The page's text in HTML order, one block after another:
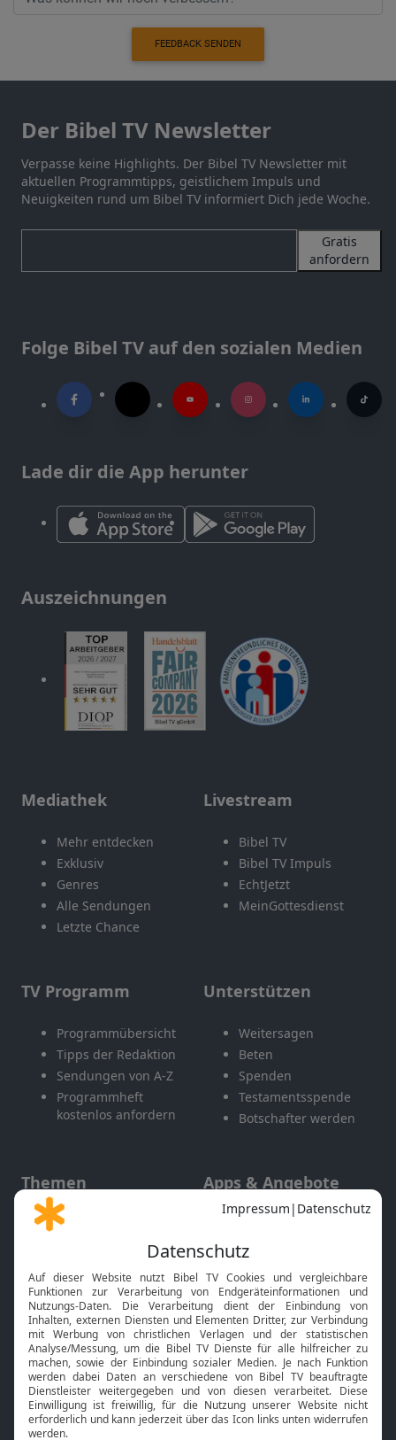
FEEDBACK SENDEN
Der Bibel TV Newsletter
Verpasse keine Highlights. Der Bibel TV Newsletter mit
aktuellen Programmtipps, geistlichem Impuls und
Neuigkeiten rund um Bibel TV informiert Dich jede Woche.
Gratis
anfordern
Folge Bibel TV auf den sozialen Medien
Lade dir die App herunter
Auszeichnungen
Mediathek
Mehr entdecken
Exklusiv
Genres
Alle Sendungen
Letzte Chance
Livestream
Bibel TV
Bibel TV Impuls
EchtJetzt
MeinGottesdienst
TV Programm
Programmübersicht
Tipps der Redaktion
Sendungen von A-Z
Programmheft
kostenlos anfordern
Unterstützen
Weitersagen
Beten
Spenden
Testamentsspende
Botschafter werden
Themen
Gott und Bibel erklärt
Neuigkeiten
Apps & Angebote
Mobile App
Smart TV
HbbTV
Bibelthek Online-Bibel
Nächster Gottesdienst
Bibel TV Service